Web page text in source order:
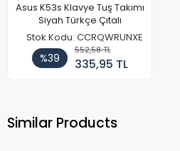
Asus K53s Klavye Tuş Takımı
Siyah Türkçe Çıtalı
Stok Kodu: CCRQWRUNXE
%39
552,58 TL
335,95 TL
Similar Products